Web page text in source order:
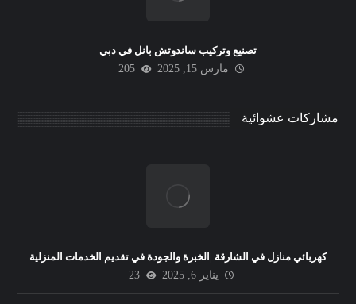
تصنيع وتركيب ساندوتش بانل في دبي
مارس 15, 2025
205
مشاركات عشوائية
كهربائي منازل في الشارقة |الخبرة والجودة في تقديم الخدمات المنزلية
يناير 6, 2025
23